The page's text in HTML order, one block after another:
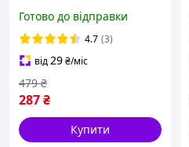
Готово до відправки
4.7 (3)
від29₴/міс
287₴
479 ₴
Купити